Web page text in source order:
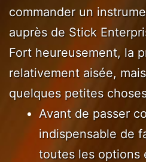
commander un
auprès de Stick
Fort heureusement, la
relativement aisée,
quelques petites
Avant de passer
indispensable de
toutes les options